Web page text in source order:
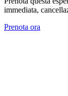
immediata,
Prenota ora